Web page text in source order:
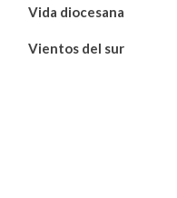
Vida diocesana
Vientos del sur